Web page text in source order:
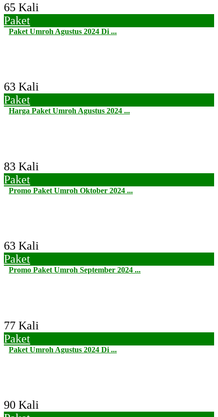
65 Kali
Paket
Paket Umroh Agustus 2024 Di ...
63 Kali
Paket
Harga Paket Umroh Agustus 2024 ...
83 Kali
Paket
Promo Paket Umroh Oktober 2024 ...
63 Kali
Paket
Promo Paket Umroh September 2024 ...
77 Kali
Paket
Paket Umroh Agustus 2024 Di ...
90 Kali